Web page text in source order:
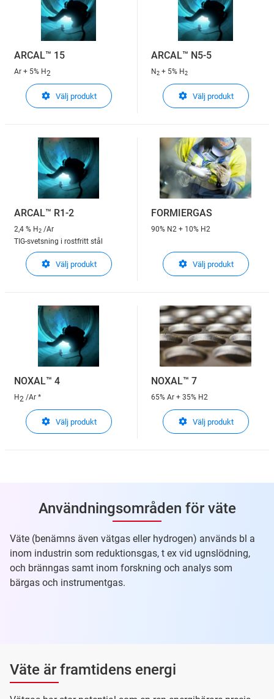
ARCAL™ 15
Ar + 5% H2
Välj produkt
ARCAL™ N5-5
N 2 + 5% H 2
Välj produkt
ARCAL™ R1-2
2,4 % H 2 /Ar
TIG-svetsning i rostfritt stål
Välj produkt
FORMIERGAS
90% N2 + 10% H2
Välj produkt
NOXAL™ 4
H2 /Ar *
Välj produkt
NOXAL™ 7
65% Ar + 35% H2
Välj produkt
Användningsområden för väte
Väte (benämns även vätgas eller hydrogen) används bl a
inom industrin som reduktionsgas, t ex vid ugnslödning,
och bränngas samt inom forskning och analys som
bärgas och instrumentgas.
Väte är framtidens energi